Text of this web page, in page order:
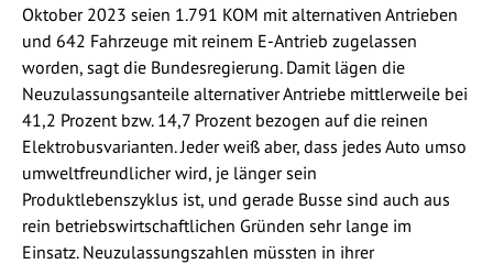
Oktober 2023 seien 1.791 KOM mit alternativen Antrieben
und 642 Fahrzeuge mit reinem E-Antrieb zugelassen
worden, sagt die Bundesregierung. Damit lägen die
Neuzulassungsanteile alternativer Antriebe mittlerweile bei
41,2 Prozent bzw. 14,7 Prozent bezogen auf die reinen
Elektrobusvarianten. Jeder weiß aber, dass jedes Auto umso
umweltfreundlicher wird, je länger sein
Produktlebenszyklus ist, und gerade Busse sind auch aus
rein betriebswirtschaftlichen Gründen sehr lange im
Einsatz. Neuzulassungszahlen müssten in ihrer